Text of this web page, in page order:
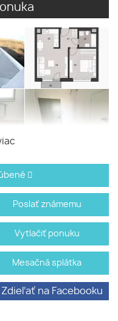
Poslať známemu
Vytlačiť ponuku
Mesačná splátka
Zdieľať na Facebooku